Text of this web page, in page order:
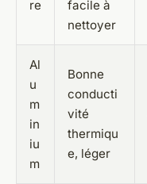
re
facile à
nettoyer
Al
u
m
in
iu
m
Bonne
conducti
vité
thermiqu
e, léger